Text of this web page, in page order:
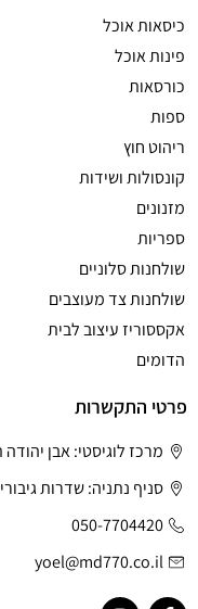
כיסאות אוכל
פינות אוכל
כורסאות
ספות
ריהוט חוץ
קונסולות ושידות
מזנונים
ספריות
שולחנות סלוניים
שולחנות צד מעוצבים
אקססוריז עיצוב לבית
הדומים
פרטי התקשרות
מרכז לוגיסטי: אבן
סניף נתניה: שדרות
050-7704420
yoel@md770.co.il